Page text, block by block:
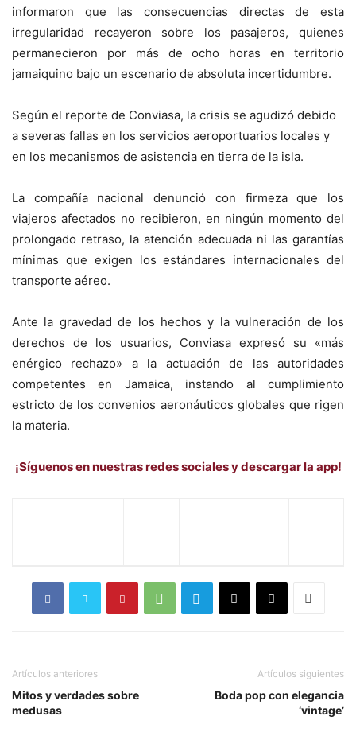
informaron que las consecuencias directas de esta
irregularidad recayeron sobre los pasajeros, quienes
permanecieron por más de ocho horas en territorio
jamaiquino bajo un escenario de absoluta incertidumbre.
Según el reporte de Conviasa, la crisis se agudizó debido
a severas fallas en los servicios aeroportuarios locales y
en los mecanismos de asistencia en tierra de la isla.
La compañía nacional denunció con firmeza que los
viajeros afectados no recibieron, en ningún momento del
prolongado retraso, la atención adecuada ni las garantías
mínimas que exigen los estándares internacionales del
transporte aéreo.
Ante la gravedad de los hechos y la vulneración de los
derechos de los usuarios, Conviasa expresó su «más
enérgico rechazo» a la actuación de las autoridades
competentes en Jamaica, instando al cumplimiento
estricto de los convenios aeronáuticos globales que rigen
la materia.
¡Síguenos en nuestras redes sociales y descargar la app!
Artículos anteriores
Mitos y verdades sobre
medusas
Artículos siguientes
Boda pop con elegancia
‘vintage’